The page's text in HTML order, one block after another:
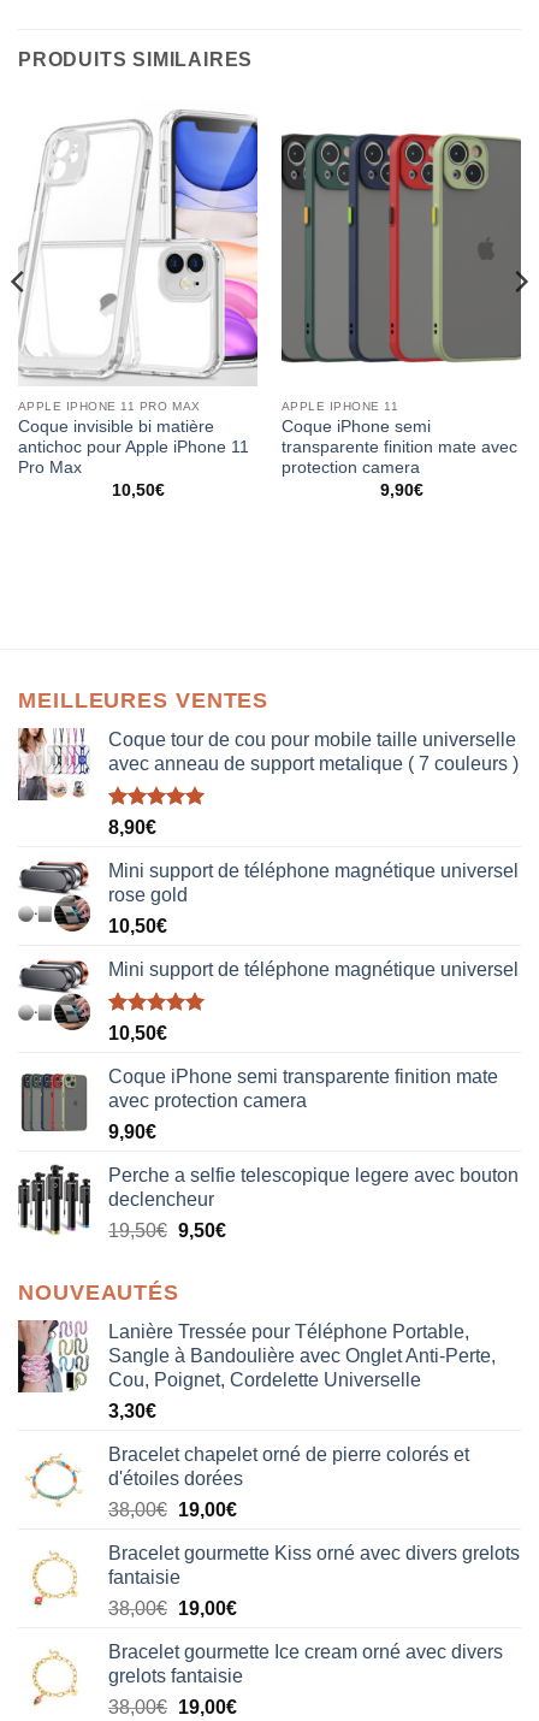
PRODUITS SIMILAIRES
APPLE IPHONE 11 PRO MAX
Coque invisible bi matière
antichoc pour Apple iPhone 11
Pro Max
10,50€
APPLE IPHONE 11
Coque iPhone semi
transparente finition mate avec
protection camera
9,90€
MEILLEURES VENTES
Coque tour de cou pour mobile taille universelle
avec anneau de support metalique ( 7 couleurs )
Note5.00
8,90€
Mini support de téléphone magnétique universel
rose gold
10,50€
Mini support de téléphone magnétique universel
Note5.00
10,50€
Coque iPhone semi transparente finition mate
avec protection camera
9,90€
Perche a selfie telescopique legere avec bouton
declencheur
19,50€ 9,50€
NOUVEAUTÉS
Lanière Tressée pour Téléphone Portable,
Sangle à Bandoulière avec Onglet Anti-Perte,
Cou, Poignet, Cordelette Universelle
3,30€
Bracelet chapelet orné de pierre colorés et
d'étoiles dorées
38,00€ Le
initial
était :
38,00€.
19,00€Le
actuel
19,00€.
Bracelet gourmette Kiss orné avec divers grelots
fantaisie
38,00€ Le
initial
était :
38,00€.
19,00€Le
actuel
est :
19,00€.
Bracelet gourmette Ice cream orné avec divers
grelots fantaisie
38,00€ Le
19,00€Le